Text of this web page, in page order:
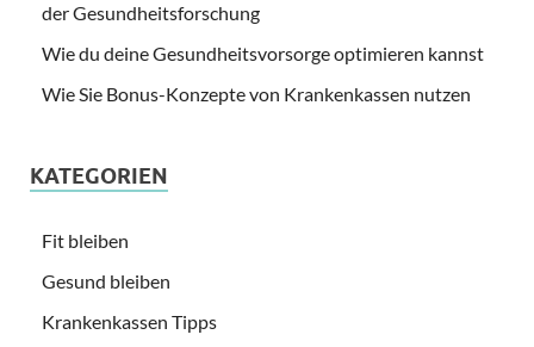
der Gesundheitsforschung
Wie du deine Gesundheitsvorsorge optimieren kannst
Wie Sie Bonus-Konzepte von Krankenkassen nutzen
KATEGORIEN
Fit bleiben
Gesund bleiben
Krankenkassen Tipps